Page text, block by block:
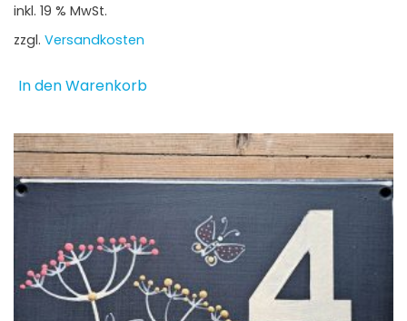
inkl. 19 % MwSt.
zzgl. Versandkosten
In den Warenkorb